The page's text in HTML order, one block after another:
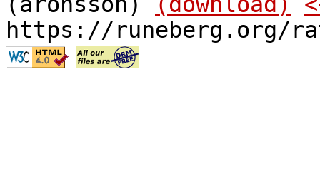
https://runeberg.org/